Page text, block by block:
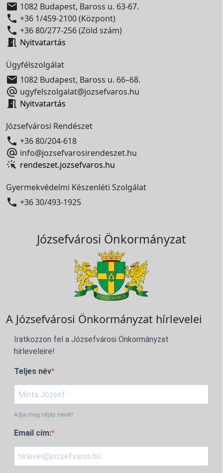
 1082 Budapest, Baross u. 63-67.
 +36 1/459-2100 (Központ)
 +36 80/277-256 (Zöld szám)
 Nyitvatartás
Ügyfélszolgálat
 1082 Budapest, Baross u. 66–68.
 ugyfelszolgalat@jozsefvaros.hu
 Nyitvatartás
Józsefvárosi Rendészet
 +36 80/204-618
 info@jozsefvarosirendeszet.hu
rendeszet.jozsefvaros.hu
Gyermekvédelmi Készenléti Szolgálat
 +36 30/493-1925
Józsefvárosi Önkormányzat
A Józsefvárosi Önkormányzat hírlevelei
Iratkozzon fel a Józsefvárosi Önkormányzat
hírleveleire!
Teljes név
Adja meg teljes nevét!
Email cím: